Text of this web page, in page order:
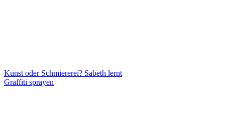
Kunst oder Schmiererei? Sabeth lernt
Graffiti sprayen